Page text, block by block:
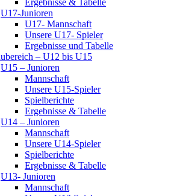
Ergebnisse & Tabelle
U17-Junioren
U17- Mannschaft
Unsere U17- Spieler
Ergebnisse und Tabelle
– U12 bis U15
U15 – Junioren
Mannschaft
Unsere U15-Spieler
Spielberichte
Ergebnisse & Tabelle
U14 – Junioren
Mannschaft
Unsere U14-Spieler
Spielberichte
Ergebnisse & Tabelle
U13- Junioren
Mannschaft